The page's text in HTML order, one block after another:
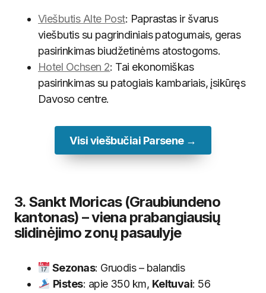
Viešbutis Alte Post: Paprastas ir švarus
viešbutis su pagrindiniais patogumais, geras
pasirinkimas biudžetinėms atostogoms.
Hotel Ochsen 2: Tai ekonomiškas
pasirinkimas su patogiais kambariais, įsikūręs
Davoso centre.
Visi viešbučiai Parsene →
3. Sankt Moricas (Graubiundeno
kantonas) – viena prabangiausių
slidinėjimo zonų pasaulyje
Sezonas: Gruodis – balandis
Pistes: apie 350 km, Keltuvai: 56